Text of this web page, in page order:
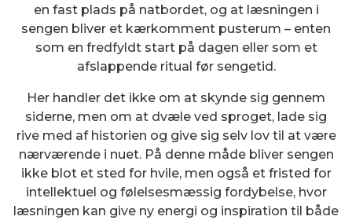
en fast plads på natbordet, og at læsningen i
sengen bliver et kærkomment pusterum – enten
som en fredfyldt start på dagen eller som et
afslappende ritual før sengetid.
Her handler det ikke om at skynde sig gennem
siderne, men om at dvæle ved sproget, lade sig
rive med af historien og give sig selv lov til at være
nærværende i nuet. På denne måde bliver sengen
ikke blot et sted for hvile, men også et fristed for
intellektuel og følelsesmæssig fordybelse, hvor
læsningen kan give ny energi og inspiration til både